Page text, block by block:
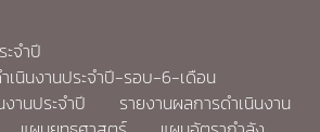
จำปี
เนินงานประจำปี-รอบ-6-เดือน
านประจำปี
รายงานผลการดำเนินงาน